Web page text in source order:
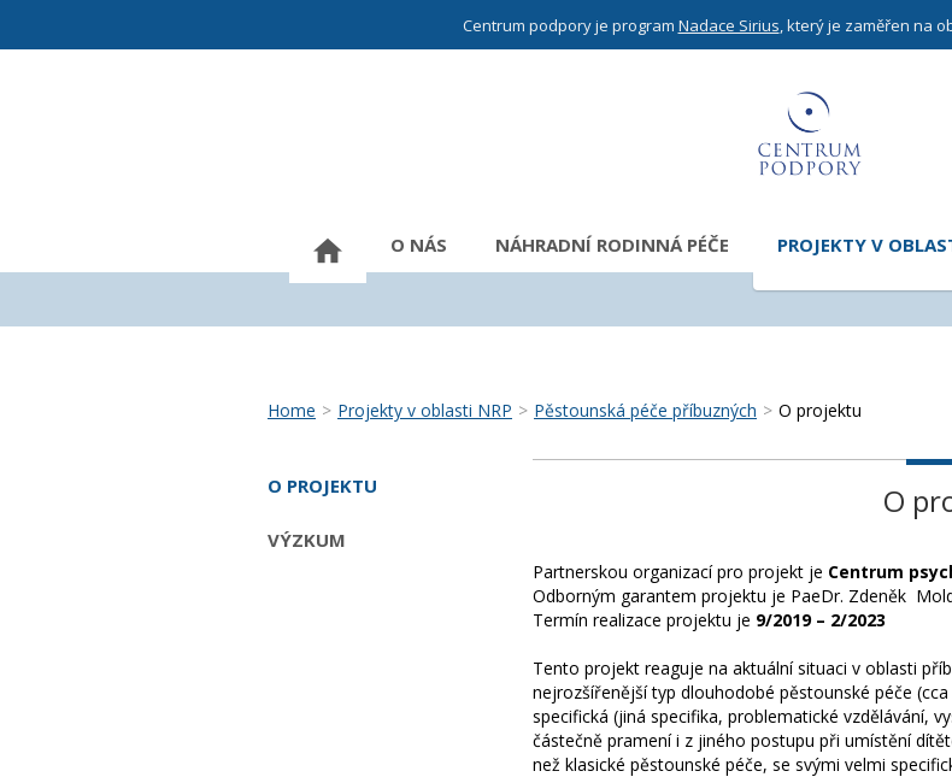
Centrum podpory je program Nadace Sirius, který je zaměřen na
O NÁS NÁHRADNÍ RODINNÁ PÉČE PROJEKTY V
Home > Projekty v oblasti NRP > Pěstounská péče příbuzných > O projektu
O PROJEKTU
VÝZKUM
O
Partnerskou organizací pro projekt je Centrum
Odborným garantem projektu je PaeDr. Zdeněk
Termín realizace projektu je 9/2019 – 2/2023
Tento projekt reaguje na aktuální situaci v oblasti
nejrozšířenější typ dlouhodobé pěstounské péče
specifická (jiná specifika, problematické vzdělávání,
částečně pramení i z jiného postupu při umístění
než klasické pěstounské péče, se svými velmi